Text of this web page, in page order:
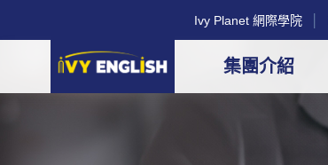
Ivy Planet 網際學院
集團介紹